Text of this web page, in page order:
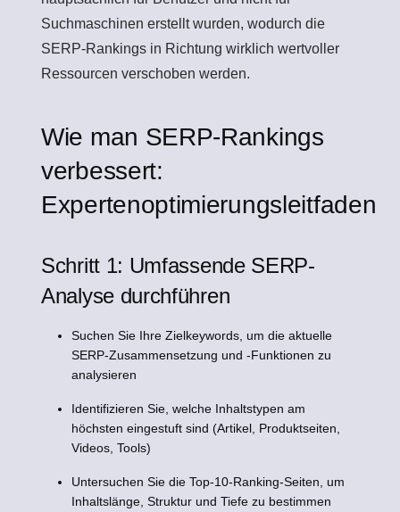
Suchmaschinen erstellt wurden, wodurch die
SERP-Rankings in Richtung wirklich wertvoller
Ressourcen verschoben werden.
Wie man SERP-Rankings
verbessert:
Expertenoptimierungsleitfaden
Schritt 1: Umfassende SERP-
Analyse durchführen
Suchen Sie Ihre Zielkeywords, um die aktuelle
SERP-Zusammensetzung und -Funktionen zu
analysieren
Identifizieren Sie, welche Inhaltstypen am
höchsten eingestuft sind (Artikel, Produktseiten,
Videos, Tools)
Untersuchen Sie die Top-10-Ranking-Seiten, um
Inhaltslänge, Struktur und Tiefe zu bestimmen